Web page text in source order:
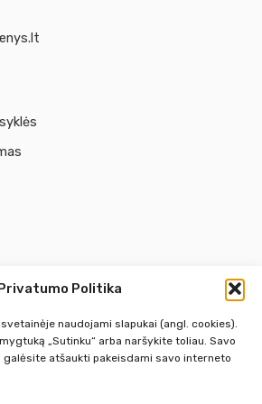
Politika
naudojami slapukai (angl. cookies).
„Sutinku“ arba naršykite toliau. Savo
atšaukti pakeisdami savo interneto